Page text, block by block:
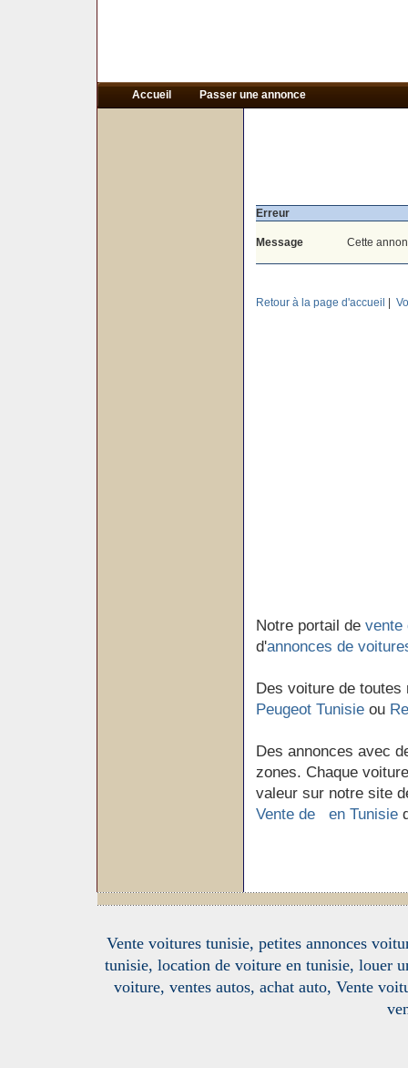
Accueil Passer une annonce
Erreur
Message Cette
Retour à la page d'accueil
Notre portail de vente
d'annonces de
Des voiture de
Peugeot Tunisieou
Des annonces avec
zones. Chaque
valeur sur notre site
Vente de en Tunisie
Vente voitures tunisie, petites annonces
tunisie, location de voiture en tunisie, louer
voiture, ventes autos, achat auto, Vente